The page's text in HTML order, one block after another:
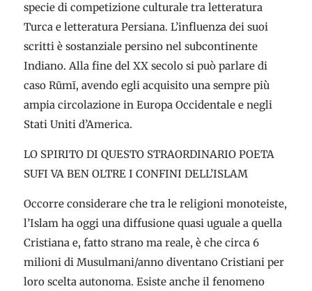
specie di competizione culturale tra letteratura
Turca e letteratura Persiana. L’influenza dei suoi
scritti è sostanziale persino nel subcontinente
Indiano. Alla fine del XX secolo si può parlare di
caso Rūmī, avendo egli acquisito una sempre più
ampia circolazione in Europa Occidentale e negli
Stati Uniti d’America.
LO SPIRITO DI QUESTO STRAORDINARIO POETA
SUFI VA BEN OLTRE I CONFINI DELL’ISLAM
Occorre considerare che tra le religioni monoteiste,
l’Islam ha oggi una diffusione quasi uguale a quella
Cristiana e, fatto strano ma reale, è che circa 6
milioni di Musulmani/anno diventano Cristiani per
loro scelta autonoma. Esiste anche il fenomeno